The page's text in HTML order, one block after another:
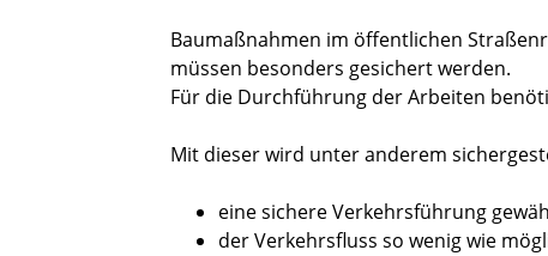
Baumaßnahmen im öffentlichen
müssen besonders gesichert werden.
Für die Durchführung der Arbeiten
Mit dieser wird unter anderem
eine sichere Verkehrsführung
der Verkehrsfluss so wenig wie